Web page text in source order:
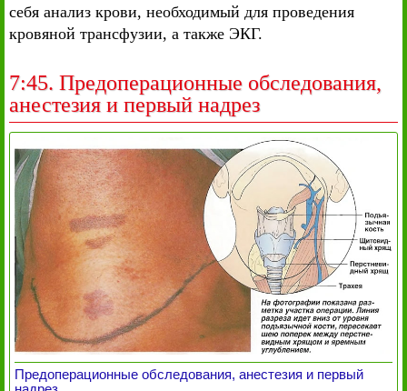
себя анализ крови, необходимый для проведения
кровяной трансфузии, а также ЭКГ.
7:45. Предоперационные обследования,
анестезия и первый надрез
Предоперационные обследования, анестезия и первый